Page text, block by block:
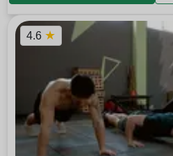
4.6 ★